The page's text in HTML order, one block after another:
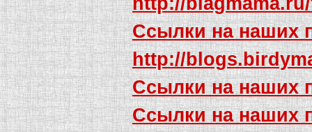
Ссылки на наших
http://
Ссылки на наших
Ссылки на наших